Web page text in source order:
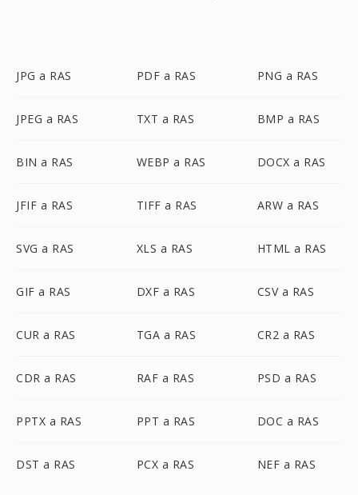
JPG a RAS PDF a RAS PNG a RAS
JPEG a RAS TXT a RAS BMP a RAS
BIN a RAS WEBP a RAS DOCX a RAS
JFIF a RAS TIFF a RAS ARW a RAS
SVG a RAS XLS a RAS HTML a RAS
GIF a RAS DXF a RAS CSV a RAS
CUR a RAS TGA a RAS CR2 a RAS
CDR a RAS RAF a RAS PSD a RAS
PPTX a RAS PPT a RAS DOC a RAS
DST a RAS PCX a RAS NEF a RAS